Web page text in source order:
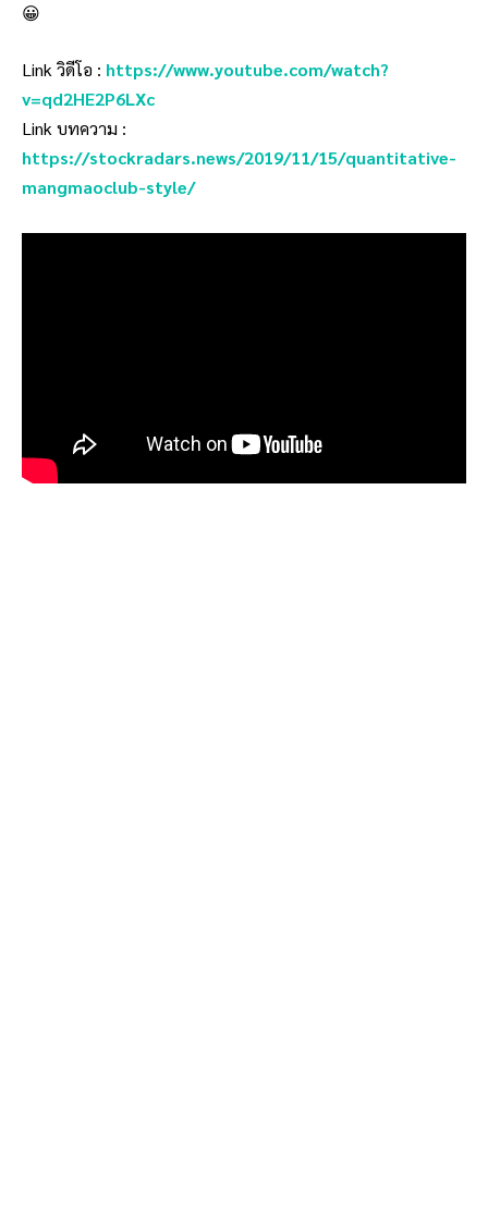
😀
Link วิดีโอ : https://www.youtube.com/watch?
v=qd2HE2P6LXc
Link บทความ :
https://stockradars.news/2019/11/15/quantitative-
mangmaoclub-style/